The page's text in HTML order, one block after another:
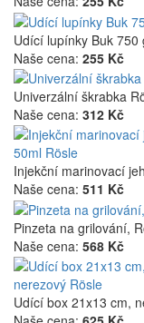
Udící lupínky Buk 750
Naše cena: 255 Kč
Univerzální škrabka
Naše cena: 312 Kč
50ml Rösle
Injekční marinovací
Naše cena: 511 Kč
Pinzeta na grilování,
Naše cena: 568 Kč
nerezový Rösle
Udící box 21x13 cm,